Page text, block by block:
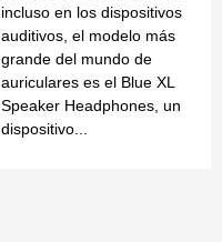
incluso en los dispositivos
auditivos, el modelo más
grande del mundo de
auriculares es el Blue XL
Speaker Headphones, un
dispositivo...